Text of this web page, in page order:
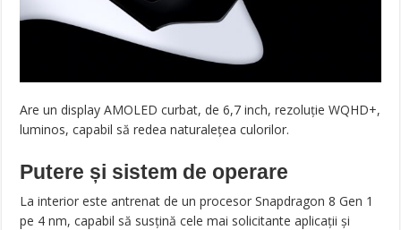
Are un display AMOLED curbat, de 6,7 inch, rezoluție WQHD+,
luminos, capabil să redea naturalețea culorilor.
Putere și sistem de operare
La interior este antrenat de un procesor Snapdragon 8 Gen 1
pe 4 nm, capabil să susțină cele mai solicitante aplicații și